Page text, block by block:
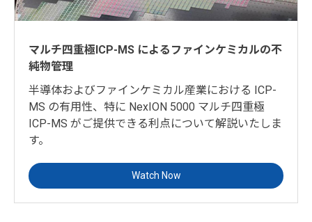
マルチ四重極ICP-MS によるファインケミカルの不
純物管理
半導体およびファインケミカル産業における ICP-
MS の有用性、特に NexION 5000 マルチ四重極
ICP-MS がご提供できる利点について解説いたしま
す。
Watch Now